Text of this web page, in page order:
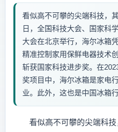
看似高不可攀的尖端科技，
日，全国科技大会、国家科
大会在北京举行，海尔冰箱
精准控制家用保鲜电器技术
斩获国家科技进步奖。在
奖项目中，海尔冰箱是家电
业。此外，这也是中国冰箱
看似高不可攀的尖端科技